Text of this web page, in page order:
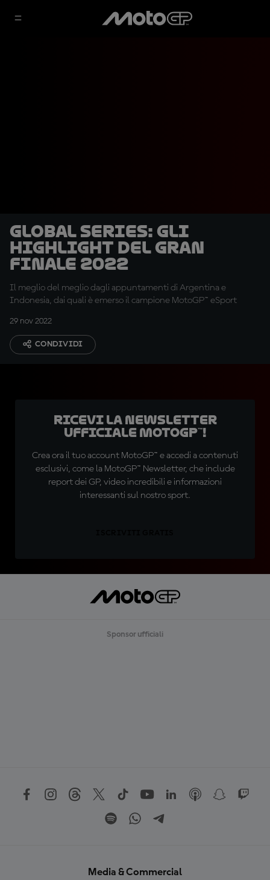
Global Series: gli
highlight del gran
finale 2022
Il meglio del meglio dagli appuntamenti di Argentina e
Indonesia, dai quali è emerso il campione MotoGP™ eSport
29 nov 2022
CONDIVIDI
Ricevi la newsletter
ufficiale MotoGP™!
Crea ora il tuo account MotoGP™ e accedi a contenuti
esclusivi, come la MotoGP™ Newsletter, che include
report dei GP, video incredibili e informazioni
interessanti sul nostro sport.
Sponsor ufficiali
Media & Commercial